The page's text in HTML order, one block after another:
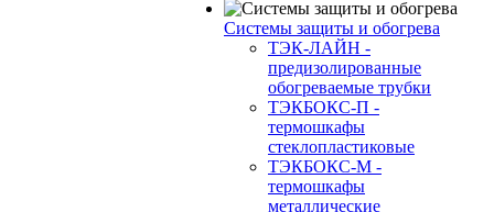
Системы защиты и обогрева
ТЭК-ЛАЙН -
предизолированные
обогреваемые трубки
ТЭКБОКС-П -
термошкафы
стеклопластиковые
ТЭКБОКС-М -
термошкафы
металлические